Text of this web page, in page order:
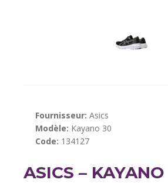
Fournisseur: Asics
Modèle: Kayano 30
Code: 134127
ASICS –